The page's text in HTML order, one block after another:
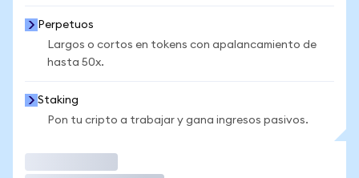
Perpetuos
Largos o cortos en tokens con apalancamiento de
hasta 50x.
Staking
Pon tu cripto a trabajar y gana ingresos pasivos.